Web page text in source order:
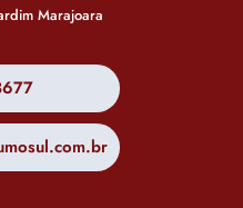
Marajoara